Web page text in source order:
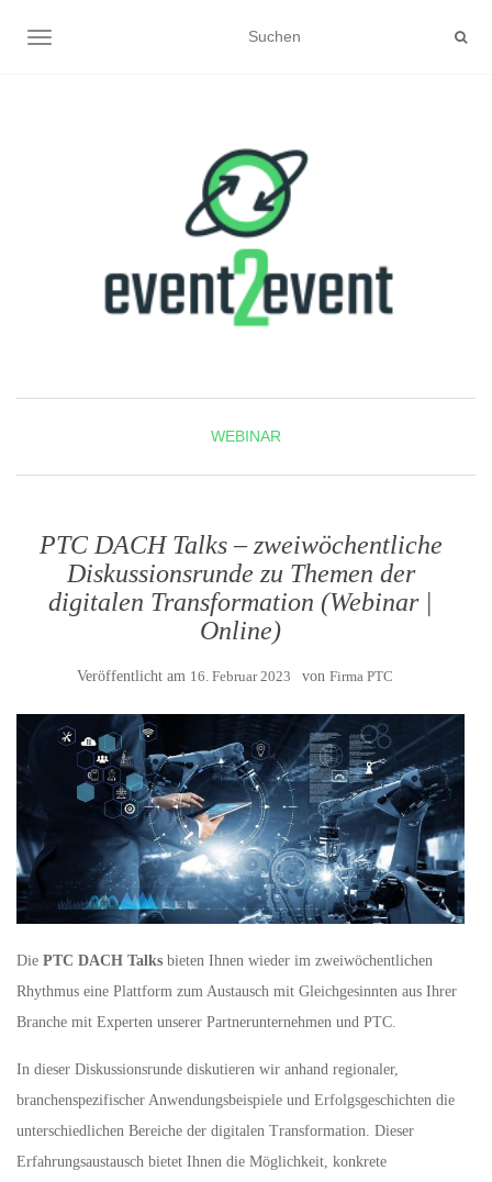
NAVIGATION UMSCHALTEN
WEBINAR
PTC DACH Talks – zweiwöchentliche
Diskussionsrunde zu Themen der
digitalen Transformation (Webinar |
Online)
Veröffentlicht am 16. Februar 2023 von Firma PTC
Die PTC DACH Talks bieten Ihnen wieder im zweiwöchentlichen
Rhythmus eine Plattform zum Austausch mit Gleichgesinnten aus Ihrer
Branche mit Experten unserer Partnerunternehmen und PTC.
In dieser Diskussionsrunde diskutieren wir anhand regionaler,
branchenspezifischer Anwendungsbeispiele und Erfolgsgeschichten die
unterschiedlichen Bereiche der digitalen Transformation. Dieser
Erfahrungsaustausch bietet Ihnen die Möglichkeit, konkrete